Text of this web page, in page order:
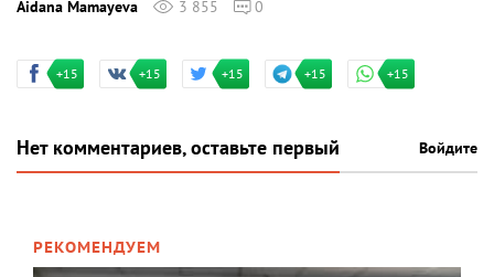
Aidana Mamayeva
3 855 0
+15 +15 +15 +15 +15
Нет комментариев, оставьте первый Войдите
РЕКОМЕНДУЕМ